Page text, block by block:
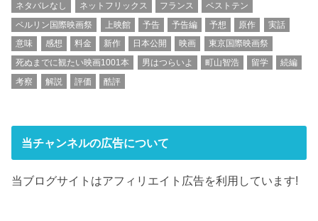
ネタバレなし
ネットフリックス フランス
ベストテン
ベルリン国際映画祭
上映館 予告 予告編 予想 原作
実話
意味
感想 料金 新作 日本公開 映画
東京国際映画祭
死ぬまでに観たい映画1001本
男はつらいよ 町山智浩 留学
続編
考察
解説 評価 酷評
当チャンネルの広告について
当ブログサイトはアフィリエイト広告を利用しています!